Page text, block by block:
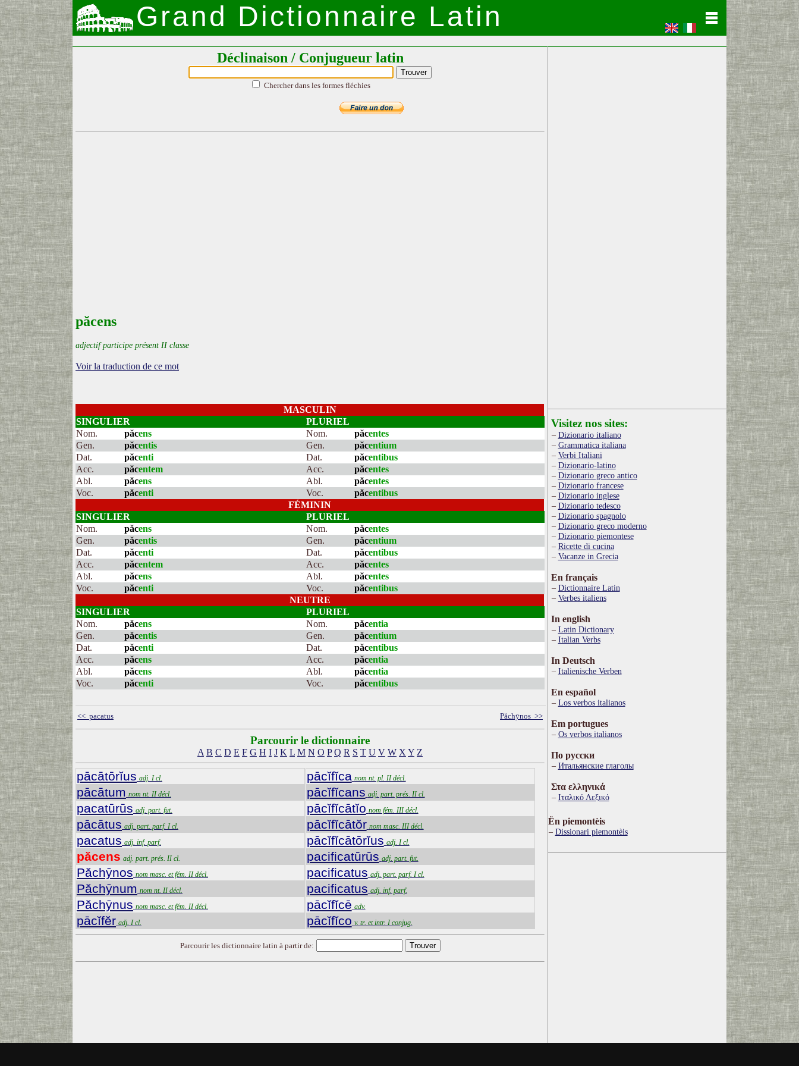
Grand Dictionnaire Latin
Déclinaison / Conjugueur latin
Chercher dans les formes fléchies
păcens
adjectif participe présent II classe
Voir la traduction de ce mot
MASCULIN
SINGULIER
Nom.
păcens
Gen.
păcentis
Dat.
păcenti
Acc.
păcentem
Abl.
păcens
Voc.
păcenti
PLURIEL
Nom.
păcentes
Gen.
păcentium
Dat.
păcentibus
Acc.
păcentes
Abl.
păcentes
Voc.
păcentibus
FÉMININ
SINGULIER
Nom.
păcens
Gen.
păcentis
Dat.
păcenti
Acc.
păcentem
Abl.
păcens
Voc.
păcenti
PLURIEL
Nom.
păcentes
Gen.
păcentium
Dat.
păcentibus
Acc.
păcentes
Abl.
păcentes
Voc.
păcentibus
NEUTRE
SINGULIER
Nom.
păcens
Gen.
păcentis
Dat.
păcenti
Acc.
păcens
Abl.
păcens
Voc.
păcenti
PLURIEL
Nom.
păcentia
Gen.
păcentium
Dat.
păcentibus
Acc.
păcentia
Abl.
păcentia
Voc.
păcentibus
<< pacatus Păchȳnos >>
Parcourir le dictionnaire
A B C D E F G H I J K L M N O P Q R S T U V W X Y Z
pācātōrĭus adj. I cl.
pācātum nom nt. II décl.
pacatūrūs adj. part. fut.
pācātus adj. part. parf. I cl.
pacatus adj. inf. parf.
păcens adj. part. prés. II cl.
Păchȳnos nom masc. et fém. II décl.
Păchȳnum nom nt. II décl.
Păchȳnus nom masc. et fém. II décl.
pācĭfĕr adj. I cl.
pācĭfĭca nom nt. pl. II décl.
pācĭfĭcans adj. part. prés. II cl.
pācĭfĭcātĭo nom fém. III décl.
pācĭfĭcātŏr nom masc. III décl.
pācĭfĭcātōrĭus adj. I cl.
pacificatūrūs adj. part. fut.
pacificatus adj. part. parf. I cl.
pacificatus adj. inf. parf.
pācĭfĭcē adv.
pācĭfĭco v. tr. et intr. I conjug.
Parcourir les dictionnaire latin à partir de:
Visitez nos sites:
Dizionario italiano
Grammatica italiana
Verbi Italiani
Dizionario-latino
Dizionario greco antico
Dizionario francese
Dizionario inglese
Dizionario tedesco
Dizionario spagnolo
Dizionario greco moderno
Dizionario piemontese
Ricette di cucina
Vacanze in Grecia
En français
Dictionnaire Latin
Verbes italiens
In english
Latin Dictionary
Italian Verbs
In Deutsch
Italienische Verben
En español
Los verbos italianos
Em portugues
Os verbos italianos
По русски
Итальянские глаголы
Στα ελληνικά
Ιταλικό Λεξικό
Ën piemontèis
Dissionari piemontèis